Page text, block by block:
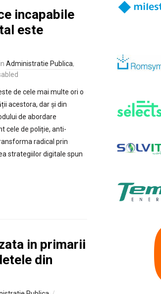
incapabile
este
Administratie Publica,
de cele mai multe ori o
acestora, dar și din
de abordare
cele de poliție, anti-
radical prin
strategiilor digitale spun
in primarii
din